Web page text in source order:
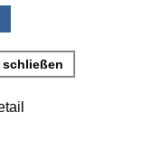
handelt es
Grad
In
Menschen
Die